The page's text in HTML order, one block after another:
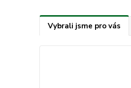
Vybrali jsme pro vás